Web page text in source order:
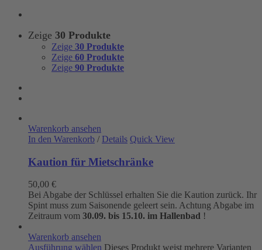
Zeige 30 Produkte
Zeige 30 Produkte
Zeige 60 Produkte
Zeige 90 Produkte
Warenkorb ansehen
In den Warenkorb / Details Quick View
Kaution für Mietschränke
50,00 €
Bei Abgabe der Schlüssel erhalten Sie die Kaution zurück. Ihr
Spint muss zum Saisonende geleert sein. Achtung Abgabe im
Zeitraum vom 30.09. bis 15.10. im Hallenbad !
Warenkorb ansehen
Ausführung wählen Dieses Produkt weist mehrere Varianten